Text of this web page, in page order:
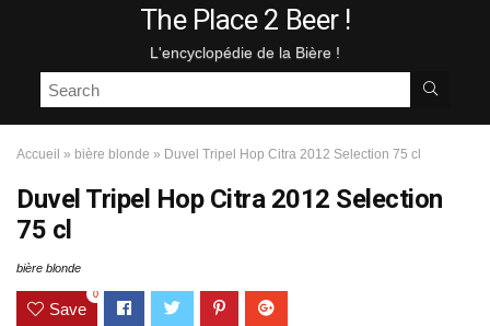
The Place 2 Beer !
L'encyclopédie de la Bière !
Accueil » bière blonde » Duvel Tripel Hop Citra 2012 Selection 75 cl
Duvel Tripel Hop Citra 2012 Selection
75 cl
bière blonde
Save
0